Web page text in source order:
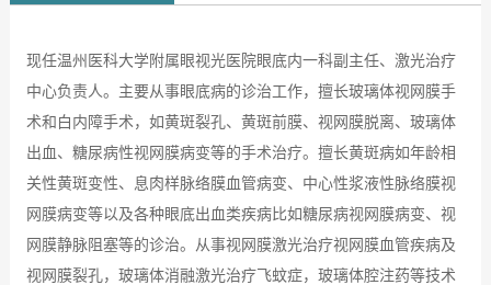
现任温州医科大学附属眼视光医院眼底内一科副主任、激光治疗
中心负责人。主要从事眼底病的诊治工作，擅长玻璃体视网膜手
术和白内障手术，如黄斑裂孔、黄斑前膜、视网膜脱离、玻璃体
出血、糖尿病性视网膜病变等的手术治疗。擅长黄斑病如年龄相
关性黄斑变性、息肉样脉络膜血管病变、中心性浆液性脉络膜视
网膜病变等以及各种眼底出血类疾病比如糖尿病视网膜病变、视
网膜静脉阻塞等的诊治。从事视网膜激光治疗视网膜血管疾病及
视网膜裂孔，玻璃体消融激光治疗飞蚊症，玻璃体腔注药等技术